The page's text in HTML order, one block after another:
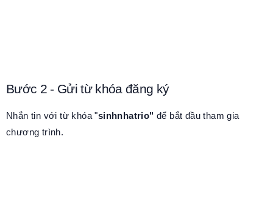
Bước 2 - Gửi từ khóa đăng ký
Nhắn tin với từ khóa "sinhnhatrio" để bắt đầu tham gia
chương trình.